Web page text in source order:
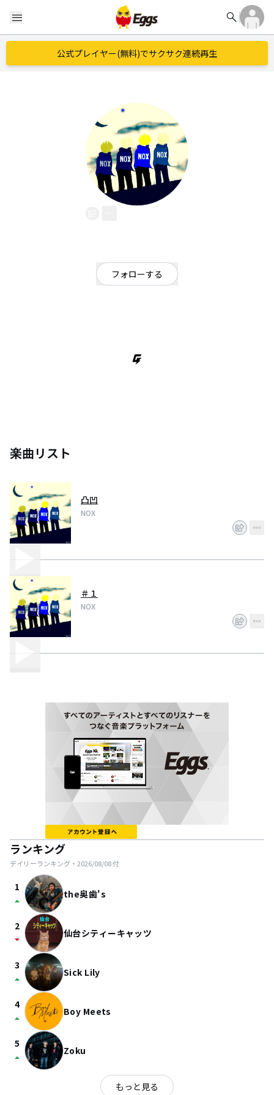
menu search
公式プレイヤー(無料)でサクサク連続再生
フォローする
楽曲リスト
凸凹
NOX
＃１
NOX
ランキング
デイリーランキング・ 2026/08/08付
1
arrow_drop_up the奥歯's
2
arrow_drop_down 仙台シティーキャッツ
3
arrow_drop_up Sick Lily
4
arrow_drop_up Boy Meets
5
arrow_drop_up Zoku
もっと見る